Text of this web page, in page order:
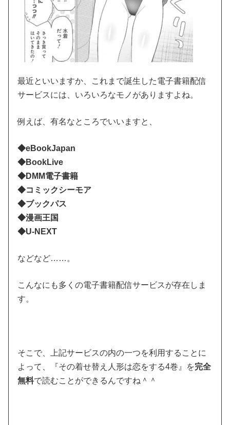
最近といいますか、これまで誕生した電子書籍配信
サービスには、いろいろなモノがありますよね。
例えば、有名なところでいいますと、
◆eBookJapan
◆BookLive
◆DMM電子書籍
◆コミックシーモア
◆ブックパス
◆漫画王国
◆U-NEXT
などなど……。
こんなにも多くの電子書籍配信サービスが存在しま
す。
そこで、上記サービスの内の一つを利用することに
よって、『その着せ替え人形は恋をする4巻』を完全
無料で読むことができるんですね＾＾